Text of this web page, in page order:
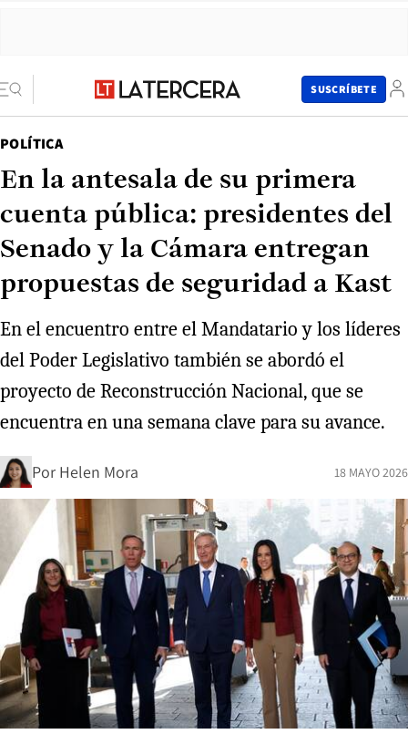
SUSCRÍBETE
POLÍTICA
En la antesala de su primera
cuenta pública: presidentes del
Senado y la Cámara entregan
propuestas de seguridad a Kast
En el encuentro entre el Mandatario y los líderes
del Poder Legislativo también se abordó el
proyecto de Reconstrucción Nacional, que se
encuentra en una semana clave para su avance.
Por Helen Mora 18 MAYO 2026